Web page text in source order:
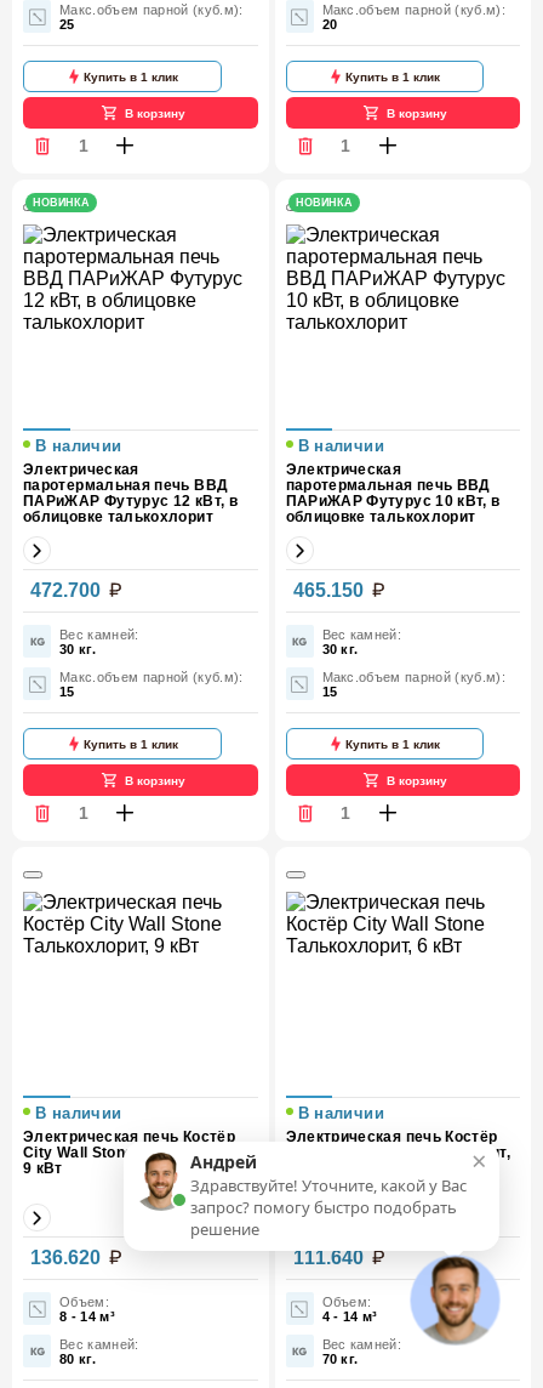
Макс.объем парной (куб.м):
25
Купить в 1 клик
В корзину
Макс.объем парной (куб.м):
20
Купить в 1 клик
В корзину
НОВИНКА
В наличии
Электрическая
паротермальная печь ВВД
ПАРиЖАР Футурус 12 кВт, в
облицовке талькохлорит
Мощность,
кВт
472.700
Вес камней:
30 кг.
Макс.объем парной (куб.м):
15
Купить в 1 клик
В корзину
НОВИНКА
В наличии
Электрическая
паротермальная печь ВВД
ПАРиЖАР Футурус 10 кВт, в
облицовке талькохлорит
Мощность,
кВт
465.150
Вес камней:
30 кг.
Макс.объем парной (куб.м):
15
Купить в 1 клик
В корзину
В наличии
Электрическая печь Костёр
City Wall Stone Талькохлорит,
9 кВт
Мощность,
кВт
Вес (кг)
136.620
Объем:
8 - 14 м³
Вес камней:
80 кг.
В наличии
Электрическая печь Костёр
City Wall Stone Талькохлорит,
Мощность,
кВт
Вес (кг) 197
111.640
Объем:
4 - 14 м³
Вес камней:
70 кг.
×
Андрей
Здравствуйте! Уточните, какой у Вас
запрос? помогу быстро подобрать
решение